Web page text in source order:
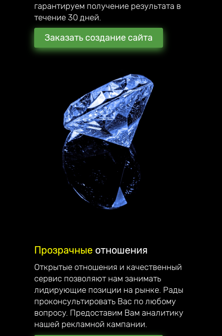
Делаемстильные сайты,
которые вас вдохновляют!
Приветствую, меня зовут Андрей
Юзефович, я руководитель компании
гарантируем получение результата в
течение 30 дней.
Заказать создание сайта
Прозрачные отношения
Открытые отношения и качественный
сервис позволяют нам занимать
лидирующие позиции на рынке. Рады
проконсультировать Вас по любому
вопросу. Предоставим Вам аналитику
нашей рекламной кампании.